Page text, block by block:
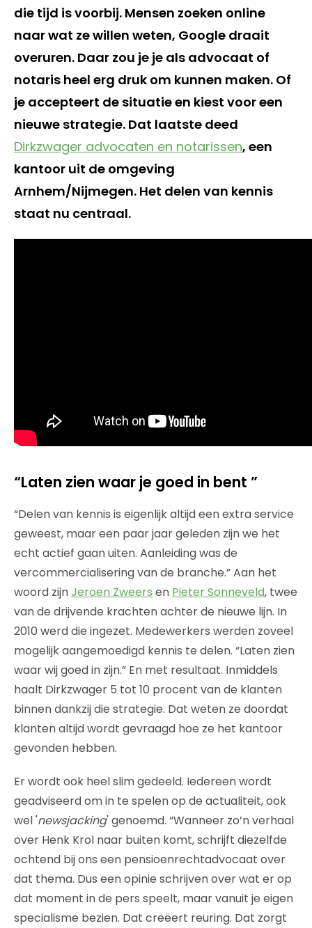
die tijd is voorbij. Mensen zoeken online
naar wat ze willen weten, Google draait
overuren. Daar zou je je als advocaat of
notaris heel erg druk om kunnen maken. Of
je accepteert de situatie en kiest voor een
nieuwe strategie. Dat laatste deed
Dirkzwager advocaten en notarissen, een
kantoor uit de omgeving
Arnhem/Nijmegen. Het delen van kennis
staat nu centraal.
“Laten zien waar je goed in bent ”
“Delen van kennis is eigenlijk altijd een extra service
geweest, maar een paar jaar geleden zijn we het
echt actief gaan uiten. Aanleiding was de
vercommercialisering van de branche.” Aan het
woord zijnJeroen Zweers en Pieter Sonneveld, twee
van de drijvende krachten achter de nieuwe lijn. In
2010 werd die ingezet. Medewerkers werden zoveel
mogelijk aangemoedigd kennis te delen. “Laten zien
waar wij goed in zijn.” En met resultaat. Inmiddels
haalt Dirkzwager 5 tot 10 procent van de klanten
binnen dankzij die strategie. Dat weten ze doordat
klanten altijd wordt gevraagd hoe ze het kantoor
gevonden hebben.
Er wordt ook heel slim gedeeld. Iedereen wordt
geadviseerd om in te spelen op de actualiteit, ook
wel 'newsjacking' genoemd. “Wanneer zo’n verhaal
over Henk Krol naar buiten komt, schrijft diezelfde
ochtend bij ons een pensioenrechtadvocaat over
dat thema. Dus een opinie schrijven over wat er op
dat moment in de pers speelt, maar vanuit je eigen
specialisme bezien. Dat creëert reuring. Dat zorgt